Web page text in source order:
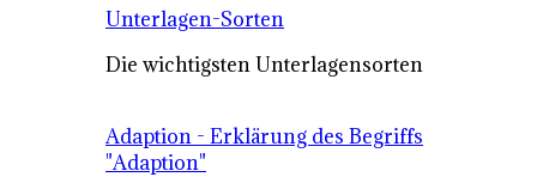
Unterlagen-Sorten
Die wichtigsten Unterlagensorten
Adaption - Erklärung des Begriffs
"Adaption"